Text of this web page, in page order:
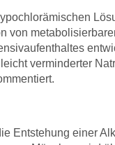
von
verminderter
Entstehung einer